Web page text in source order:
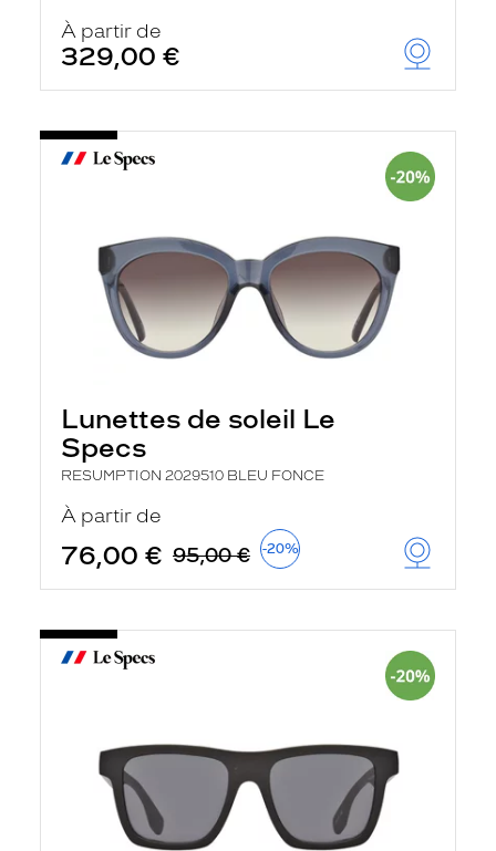
À partir de
329,00 €
Lunettes de soleil Le
Specs
RESUMPTION 2029510 BLEU FONCE
À partir de
76,00 € 95,00 € -20%